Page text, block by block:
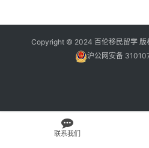
Copyright © 2024 百伦移民留学 版
沪公网安备
联系我们